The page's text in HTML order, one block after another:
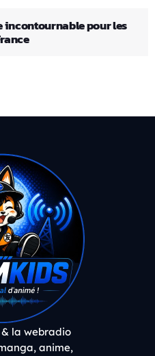
incontournable pour les
la webradio
anime,